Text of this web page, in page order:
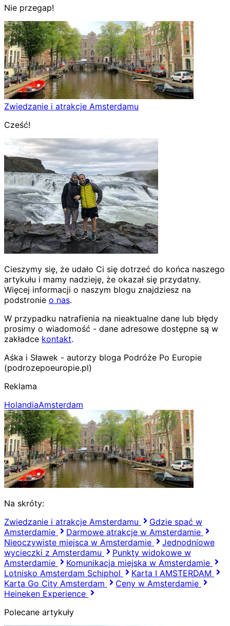
Nie przegap!
Zwiedzanie i atrakcje Amsterdamu
Cześć!
Cieszymy się, że udało Ci się dotrzeć do końca naszego
artykułu i mamy nadzieję, że okazał się przydatny.
Więcej informacji o naszym blogu znajdziesz na
podstronie o nas.
W przypadku natrafienia na nieaktualne dane lub błędy
prosimy o wiadomość - dane adresowe dostępne są w
zakładce kontakt.
Aśka i Sławek - autorzy bloga Podróże Po Europie
(podrozepoeuropie.pl)
Reklama
HolandiaAmsterdam
Na skróty:
Zwiedzanie i atrakcje Amsterdamu
Gdzie spać w
Amsterdamie
Darmowe atrakcje w Amsterdamie
Nieoczywiste miejsca w Amsterdamie
Jednodniowe
wycieczki z Amsterdamu
Punkty widokowe w
Amsterdamie
Komunikacja miejska w Amsterdamie
Lotnisko Amsterdam Schiphol
Karta I AMSTERDAM
Karta Go City Amsterdam
Ceny w Amsterdamie
Heineken Experience
Polecane artykuły